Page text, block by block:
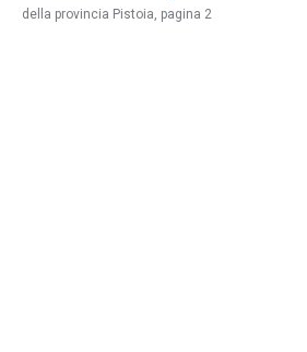
della provincia Pistoia, pagina 2